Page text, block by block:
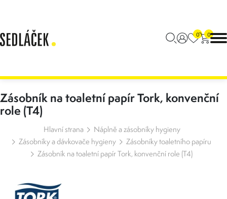
0 0
Zásobník na toaletní papír Tork, konvenční
role (T4)
Hlavní strana
Náplně a zásobníky hygieny
Zásobníky a dávkovače hygieny
Zásobníky toaletního papíru
Zásobník na toaletní papír Tork, konvenční role (T4)